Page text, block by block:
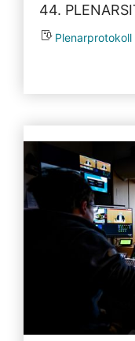
44.
Plenarprotokoll